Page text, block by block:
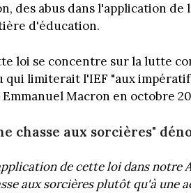
des abus dans l'application de
d'éducation.
loi se concentre sur la lutte
qui limiterait l'IEF "aux
Emmanuel Macron en octobre
chasse aux sorcières"
de cette loi dans notre
aux sorcières plutôt qu'à une